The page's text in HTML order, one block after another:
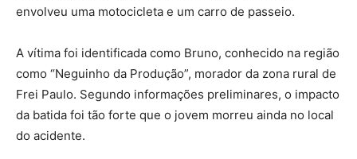
envolveu uma motocicleta e um carro de passeio.
A vítima foi identificada como Bruno, conhecido na região
como “Neguinho da Produção”, morador da zona rural de
Frei Paulo. Segundo informações preliminares, o impacto
da batida foi tão forte que o jovem morreu ainda no local
do acidente.